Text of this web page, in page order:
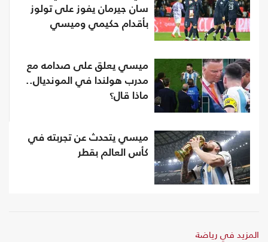
سان جيرمان يفوز على تولوز
بأقدام حكيمي وميسي
ميسي يعلق على صدامه مع
مدرب هولندا في المونديال..
ماذا قال؟
ميسي يتحدث عن تجربته في
كأس العالم بقطر
المزيد في رياضة